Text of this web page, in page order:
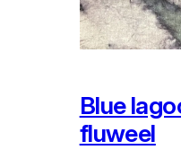
Blue
fluweel